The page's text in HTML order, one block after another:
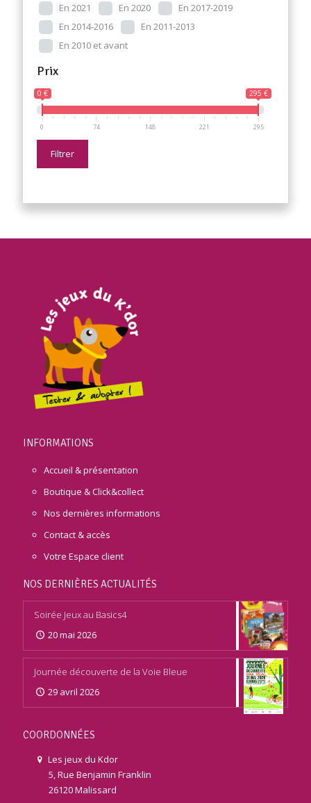
En 2021
En 2020
En 2017-2019
En 2014-2016
En 2011-2013
En 2010 et avant
Prix
0 € 295 €
0 74 148 221 295
Filtrer
INFORMATIONS
Accueil & présentation
Boutique & Click&collect
Nos dernières informations
Contact & accès
Votre Espace client
NOS DERNIÈRES ACTUALITÉS
Soirée Jeux au Basics4
20 mai 2026
Journée découverte de la Voie Bleue
29 avril 2026
COORDONNÉES
Les jeux du Kdor
5, Rue Benjamin Franklin
26120 Malissard